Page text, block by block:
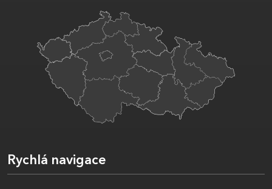
Rychlá navigace